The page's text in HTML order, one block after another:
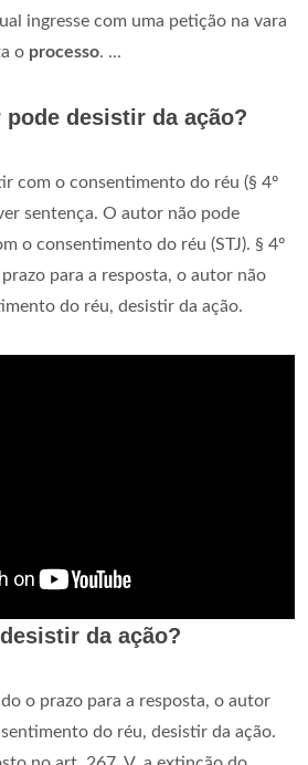
ingresse com uma petição na vara
o processo. ...
pode desistir da ação?
com o consentimento do réu (§ 4º
sentença. O autor não pode
o consentimento do réu (STJ). § 4º
para a resposta, o autor não
do réu, desistir da ação.
da ação?
o prazo para a resposta, o autor
do réu, desistir da ação.